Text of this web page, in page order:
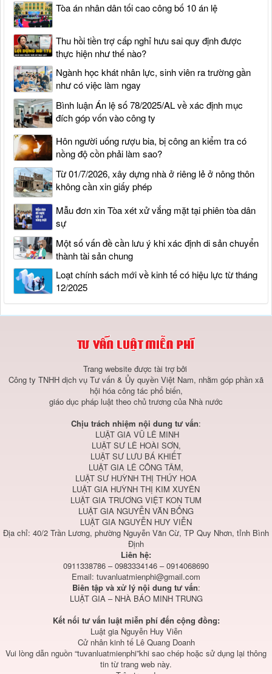
Tòa án nhân dân tối cao công bố 10 án lệ
Thu hồi tiền trợ cấp nghỉ hưu sai quy định được
thực hiện như thế nào?
Ngành học khát nhân lực, sinh viên ra trường gần
như có việc làm ngay
Bình luận Án lệ số 78/2025/AL về xác định mục
đích góp vốn vào công ty
Hôn người uống rượu bia, bị công an kiểm tra có
nồng độ cồn phải làm sao?
Từ 01/7/2026, xây dựng nhà ở riêng lẻ ở nông thôn
không cần xin giấy phép
Mẫu đơn xin Tòa xét xử vắng mặt tại phiên tòa dân
sự
Một số vấn đề cần lưu ý khi xác định di sản chuyển
thành tài sản chung
Loạt chính sách mới về kinh tế có hiệu lực từ tháng
12/2025
Trang website được tài trợ bởi
Công ty TNHH dịch vụ Tư vấn & Ủy quyền Việt Nam, nhằm góp phần xã
hội hóa công tác phổ biến,
giáo dục pháp luật theo chủ trương của Nhà nước
Chịu trách nhiệm nội dung tư vấn:
LUẬT GIA VŨ LÊ MINH
LUẬT SƯ LÊ HOÀI SƠN,
LUẬT SƯ LƯU BÁ KHIẾT
LUẬT GIA LÊ CÔNG TÂM,
LUẬT SƯ HUỲNH THỊ THÚY HOA
LUẬT GIA HUỲNH THỊ KIM XUYÊN
LUẬT GIA TRƯƠNG VIỆT KON TUM
LUẬT GIA NGUYỄN VĂN BỔNG
LUẬT GIA NGUYỄN HUY VIỄN
Địa chỉ: 40/2 Trần Lương, phường Nguyễn Văn Cừ, TP Quy Nhơn, tỉnh Bình
Định
Liên hệ:
0911338786 – 0983334146 – 0914068690
Email: tuvanluatmienphi@gmail.com
Biên tập và xử lý nội dung tư vấn:
LUẬT GIA – NHÀ BÁO MINH TRUNG
Kết nối tư vấn luật miễn phí đến cộng đồng:
Luật gia Nguyễn Huy Viễn
Cử nhân kinh tế Lê Quang Doanh
Vui lòng dẫn nguồn “tuvanluatmienphi”khi sao chép hoặc sử dụng lại thông
tin từ trang web này.